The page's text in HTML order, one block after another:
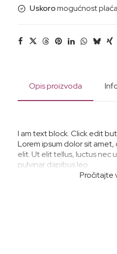
Uskoromogućnost
Opis proizvoda
I am text block. Click edit
Lorem ipsum dolor sit
elit. Ut elit tellus, luctus nec
pulvinar dapibus leo.
Pročitajte